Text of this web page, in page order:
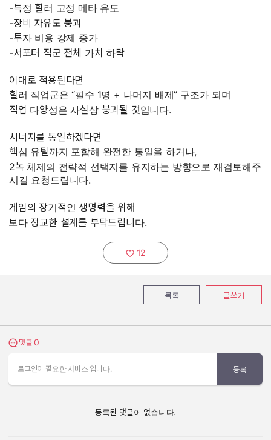
-특정 힐러 고정 메타 유도
-장비 자유도 붕괴
-투자 비용 강제 증가
-서포터 직군 전체 가치 하락
이대로 적용된다면
힐러 직업군은 “필수 1명 + 나머지 배제” 구조가 되며
직업 다양성은 사실상 붕괴될 것입니다.
시너지를 통일하겠다면
핵심 유틸까지 포함해 완전한 통일을 하거나,
2녹 체제의 전략적 선택지를 유지하는 방향으로 재검토해주
시길 요청드립니다.
게임의 장기적인 생명력을 위해
보다 정교한 설계를 부탁드립니다.
추천하기:
12
목록 글쓰기
댓글 보기
댓글 0
로그인이 필요한 서비스 입니다. 등록
등록된 댓글이 없습니다.